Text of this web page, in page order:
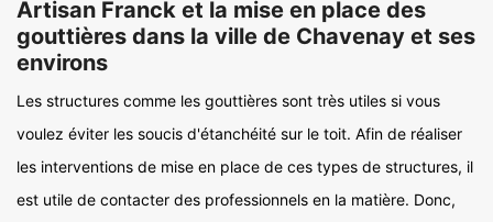
Artisan Franck et la mise en place des
gouttières dans la ville de Chavenay et ses
environs
Les structures comme les gouttières sont très utiles si vous
voulez éviter les soucis d'étanchéité sur le toit. Afin de réaliser
les interventions de mise en place de ces types de structures, il
est utile de contacter des professionnels en la matière. Donc,